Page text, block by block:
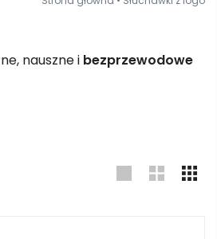
nauszne i bezprzewodowe